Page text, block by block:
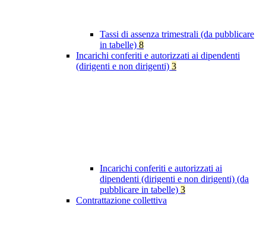
Tassi di assenza trimestrali (da pubblicare
in tabelle) 8
Incarichi conferiti e autorizzati ai dipendenti
(dirigenti e non dirigenti) 3
Incarichi conferiti e autorizzati ai
dipendenti (dirigenti e non dirigenti) (da
pubblicare in tabelle) 3
Contrattazione collettiva